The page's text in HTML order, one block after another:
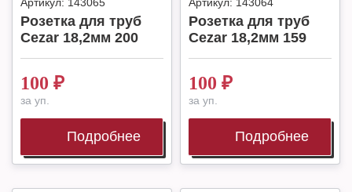
Розетка для труб
Cezar 18,2мм 200
100 ₽
за уп.
Подробнее
Розетка для труб
Cezar 18,2мм 159
100 ₽
за уп.
Подробнее